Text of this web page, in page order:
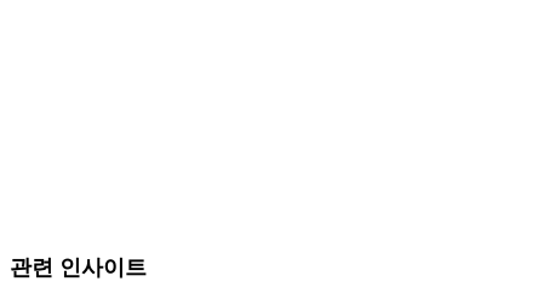
관련 인사이트